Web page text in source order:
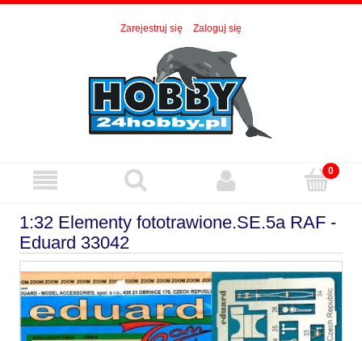
Zarejestruj się Zaloguj się
1:32 Elementy fototrawione.SE.5a RAF -
Eduard 33042